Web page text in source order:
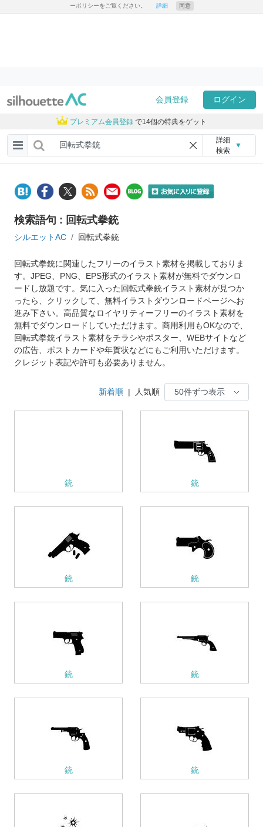
ーポリシーをご覧ください。 詳細 同意
会員登録 ログイン
プレミアム会員登録 で14個の特典をゲット
詳細
検索
▼
検索語句 : 回転式拳銃
シルエットAC 回転式拳銃
回転式拳銃に関連したフリーのイラスト素材を掲載しておりま
す。JPEG、PNG、EPS形式のイラスト素材が無料でダウンロ
ードし放題です。気に入った回転式拳銃イラスト素材が見つか
ったら、クリックして、無料イラストダウンロードページへお
進み下さい。高品質なロイヤリティーフリーのイラスト素材を
無料でダウンロードしていただけます。商用利用もOKなので、
回転式拳銃イラスト素材をチラシやポスター、WEBサイトなど
の広告、ポストカードや年賀状などにもご利用いただけます。
クレジット表記や許可も必要ありません。
新着順 | 人気順
銃 銃
銃 銃
銃 銃
銃 銃